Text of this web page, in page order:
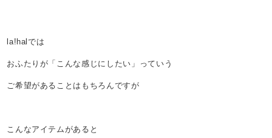
la!halでは
おふたりが「こんな感じにしたい」っていう
ご希望があることはもちろんですが
こんなアイテムがあると